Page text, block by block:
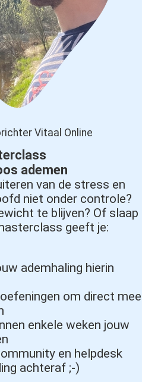
Vitaal Online
ademen
van de stress en
niet onder controle?
te blijven? Of slaap
geeft je:
ademhaling hierin
om direct mee
enkele weken jouw
en helpdesk
achteraf ;-)